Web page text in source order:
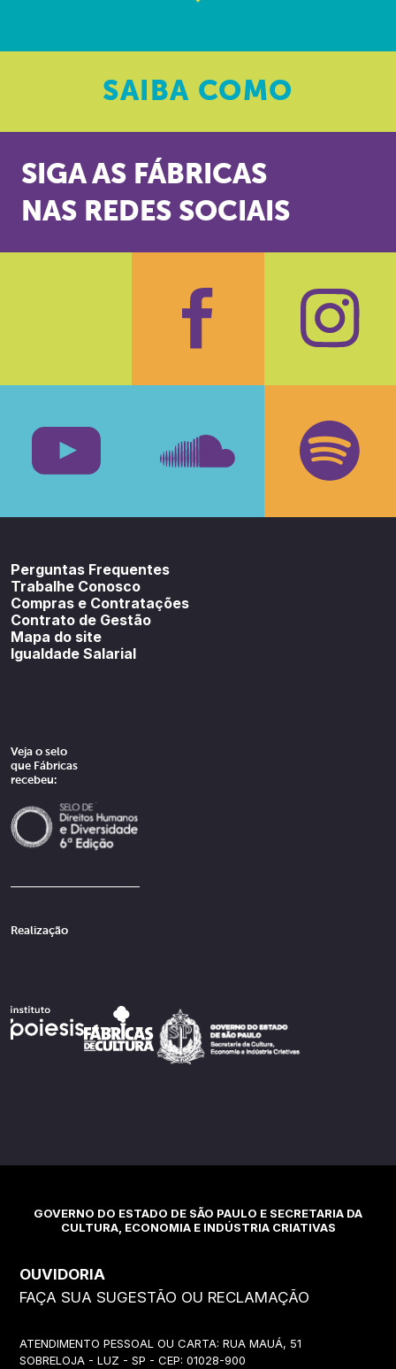
SAIBA COMO
SIGA AS FÁBRICAS
NAS REDES SOCIAIS
Facebook
Perguntas Frequentes
Trabalhe Conosco
Compras e Contratações
Contrato de Gestão
Mapa do site
Igualdade Salarial
Veja o selo
que Fábricas
recebeu:
Realização
GOVERNO DO ESTADO DE SÃO PAULO E SECRETARIA DA
CULTURA, ECONOMIA E INDÚSTRIA CRIATIVAS
OUVIDORIA
FAÇA SUA SUGESTÃO OU RECLAMAÇÃO
ATENDIMENTO PESSOAL OU CARTA: RUA MAUÁ, 51
SOBRELOJA - LUZ - SP - CEP: 01028-900